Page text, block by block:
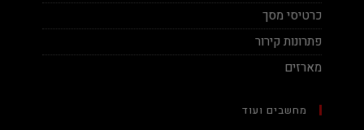
כרטיסי מסך
פתרונות קירור
מארזים
מחשבים ועוד